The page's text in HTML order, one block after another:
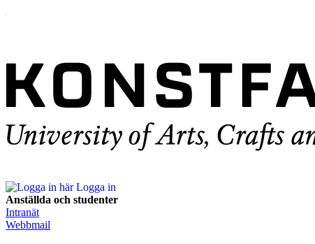
Logga in
Anställda och studenter
Intranät
Webbmail